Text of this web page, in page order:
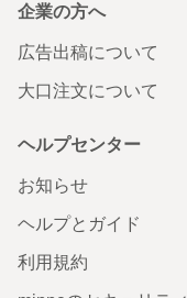
企業の方へ
広告出稿について
大口注文について
ヘルプセンター
お知らせ
ヘルプとガイド
利用規約